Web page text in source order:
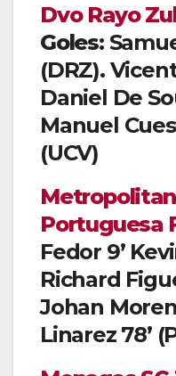
Dvo Rayo
Goles:
(DRZ).
Daniel De
Manuel
(UCV)
Portuguesa
Fedor 9’
Richard
Johan
Linarez 78’